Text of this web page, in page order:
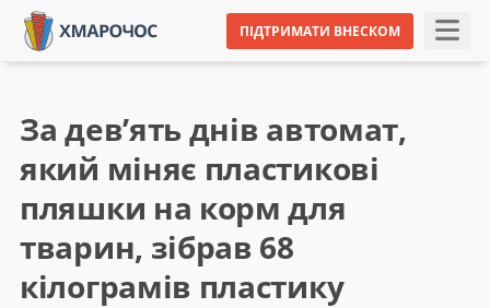
ПІДТРИМАТИ ВНЕСКОМ
За дев’ять днів автомат,
який міняє пластикові
пляшки на корм для
тварин, зібрав 68
кілограмів пластику